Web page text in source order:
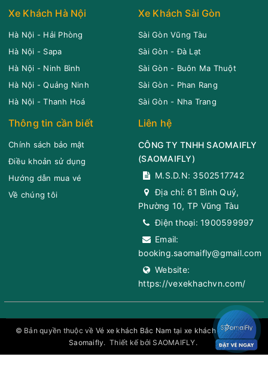
Vũng Tàu Sân bay Tân Sơn Nhất
Giá vé:230.000 Còn trống: 9 Chọn mua
10:4608/08/2026 08/0813:41(2 giờ 55 phút)
Vũng Tàu Sân bay Tân Sơn Nhất
200.000
08/0813:55(2 giờ 55 phút)
Sân bay Tân Sơn Nhất
Limousine 9 chỗ
Còn trống: Chọn mua
11:0008/08/2026 08/0813:52(2 giờ 52 phút)
Quận 1
Xe Khách Hà Nội
Hà Nội - Hải Phòng
Hà Nội - Sapa
Hà Nội - Ninh Bình
Hà Nội - Quảng Ninh
Hà Nội - Thanh Hoá
Xe Khách Sài Gòn
Sài Gòn Vũng Tàu
Sài Gòn - Đà Lạt
Sài Gòn - Buôn Ma Thuột
Sài Gòn - Phan Rang
Sài Gòn - Nha Trang
Thông tin cần biết
Chính sách bảo mật
Điều khoản sử dụng
Hướng dẫn mua vé
Về chúng tôi
Liên hệ
CÔNG TY TNHH SAOMAIFLY
(SAOMAIFLY)
M.S.D.N: 3502517742
Địa chỉ: 61 Bình Quý,
Phường 10, TP Vũng Tàu
Điện thoại: 1900599997
Email:
booking.saomaifly@gmail.com
Website:
https://vexekhachvn.com/
© Bản quyền thuộc về Vé xe khách Bắc Nam tại xe khách toàn quốc
Saomaifly. Thiết kế bởi SAOMAIFLY.